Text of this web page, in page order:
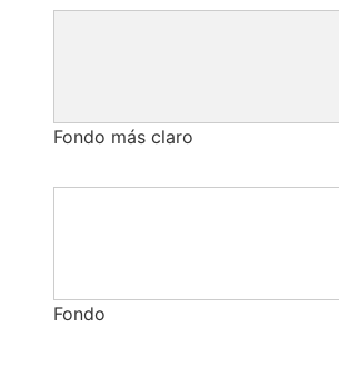
Fondo más claro
Fondo